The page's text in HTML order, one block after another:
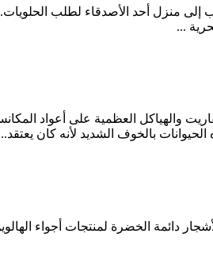
إلى منزل أحد الأصدقاء لطلب
والهياكل العظمية على أعواد
بالخوف الشديد لأنه كان
دائمة الخضرة لمنتجات أجواء